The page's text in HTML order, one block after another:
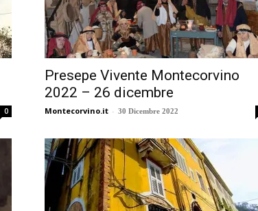
0
Presepe Vivente Montecorvino
2022 – 26 dicembre
Montecorvino.it - 30 Dicembre 2022